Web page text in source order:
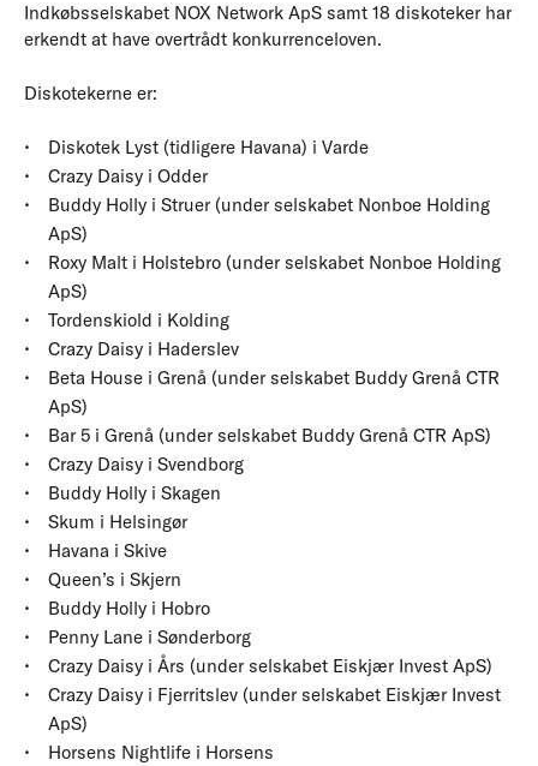
Indkøbsselskabet NOX Network ApS samt 18 diskoteker har
erkendt at have overtrådt konkurrenceloven.
Diskotekerne er:
Diskotek Lyst (tidligere Havana) i Varde
Crazy Daisy i Odder
Buddy Holly i Struer (under selskabet Nonboe Holding
ApS)
Roxy Malt i Holstebro (under selskabet Nonboe Holding
ApS)
Tordenskiold i Kolding
Crazy Daisy i Haderslev
Beta House i Grenå (under selskabet Buddy Grenå CTR
ApS)
Bar 5 i Grenå (under selskabet Buddy Grenå CTR ApS)
Crazy Daisy i Svendborg
Buddy Holly i Skagen
Skum i Helsingør
Havana i Skive
Queen’s i Skjern
Buddy Holly i Hobro
Penny Lane i Sønderborg
Crazy Daisy i Års (under selskabet Eiskjær Invest ApS)
Crazy Daisy i Fjerritslev (under selskabet Eiskjær Invest
ApS)
Horsens Nightlife i Horsens